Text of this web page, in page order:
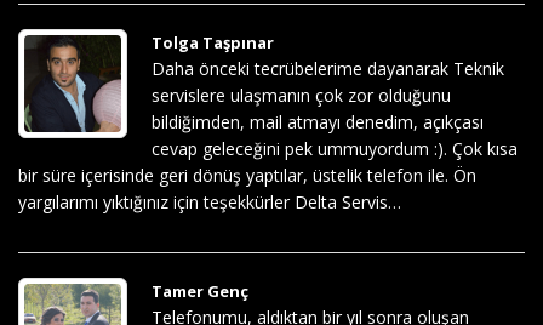
Tolga Taşpınar
Daha önceki tecrübelerime dayanarak Teknik
servislere ulaşmanın çok zor olduğunu
bildiğimden, mail atmayı denedim, açıkçası
cevap geleceğini pek ummuyordum :). Çok kısa
bir süre içerisinde geri dönüş yaptılar, üstelik telefon ile. Ön
yargılarımı yıktığınız için teşekkürler Delta Servis…
Tamer Genç
Telefonumu, aldıktan bir yıl sonra oluşan